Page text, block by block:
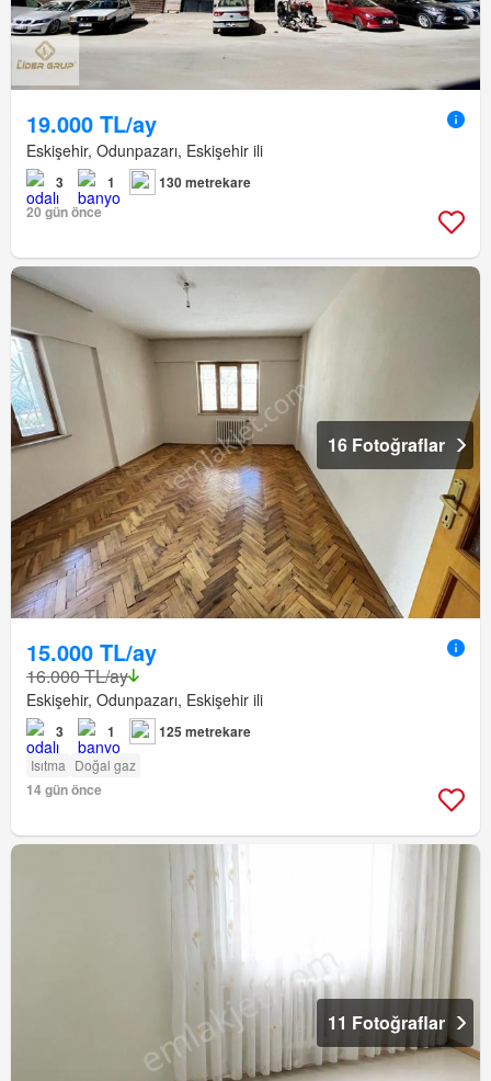
19.000 TL/ay
Eskişehir, Odunpazarı, Eskişehir ili
3 1
130 metrekare
20 gün önce
16 Fotoğraflar
15.000 TL/ay
16.000 TL/ay
Eskişehir, Odunpazarı, Eskişehir ili
3 1 125 metrekare
Isıtma Doğal gaz
14 gün önce
11 Fotoğraflar